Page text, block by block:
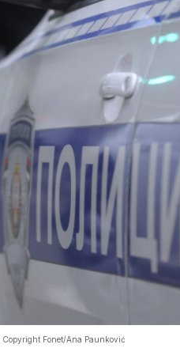
Copyright Fonet/Ana Paunković